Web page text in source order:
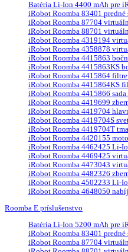
Batéria Li-Ion 4400 mAh pre
iRobot Roomba 83401 predné
iRobot Roomba 87704
iRobot Roomba 88701
iRobot Roomba 4319194
iRobot Roomba 4358878
iRobot Roomba 4415863
iRobot Roomba 4415863KS
iRobot Roomba 4415864 filtre
iRobot Roomba 4415864KS
iRobot Roomba 4415866 sada
iRobot Roomba 4419699
iRobot Roomba 4419704
iRobot Roomba 4419704S
iRobot Roomba 4419704T
iRobot Roomba 4420155
iRobot Roomba 4462425 Li-
iRobot Roomba 4469425
iRobot Roomba 4473043
iRobot Roomba 4482326
iRobot Roomba 4502233 Li-
iRobot Roomba 4648050
Roomba E príslušenstvo
Batéria Li-Ion 5200 mAh pre
iRobot Roomba 83401 predné
iRobot Roomba 87704